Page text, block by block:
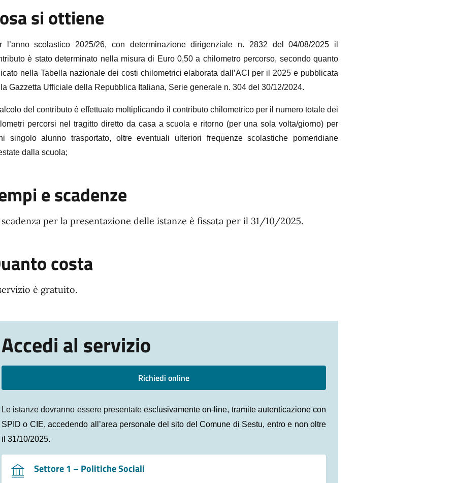
si ottiene
l’anno scolastico 2025/26, con determinazione dirigenziale n. 2832 del 04/08/2025 il
è stato determinato nella misura di Euro 0,50 a chilometro percorso, secondo quanto
nella Tabella nazionale dei costi chilometrici elaborata dall’ACI per il 2025 e pubblicata
Gazzetta Ufficiale della Repubblica Italiana, Serie generale n. 304 del 30/12/2024.
del contributo è effettuato moltiplicando il contributo chilometrico per il numero totale dei
percorsi nel tragitto diretto da casa a scuola e ritorno (per una sola volta/giorno) per
singolo alunno trasportato, oltre eventuali ulteriori frequenze scolastiche pomeridiane
dalla scuola;
e scadenze
scadenza per la presentazione delle istanze è fissata per il 31/10/2025.
costa
è gratuito.
Accedi al servizio
Richiedi online
Le istanze dovranno essere presentate esclusivamente on-line, tramite autenticazione con
SPID o CIE, accedendo all’area personale del sito del Comune di Sestu, entro e non oltre
il 31/10/2025.
Settore 1 – Politiche Sociali